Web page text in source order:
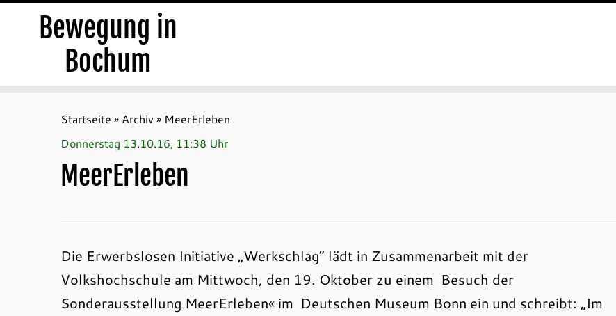
Bewegung in
Bochum
Startseite » Archiv » MeerErleben
Donnerstag 13.10.16, 11:38 Uhr
MeerErleben
Die Erwerbslosen Initiative „Werkschlag“ lädt in Zusammenarbeit mit der
Volkshochschule am Mittwoch, den 19. Oktober zu einem Besuch der
Sonderausstellung MeerErleben« im Deutschen Museum Bonn ein und schreibt: „Im